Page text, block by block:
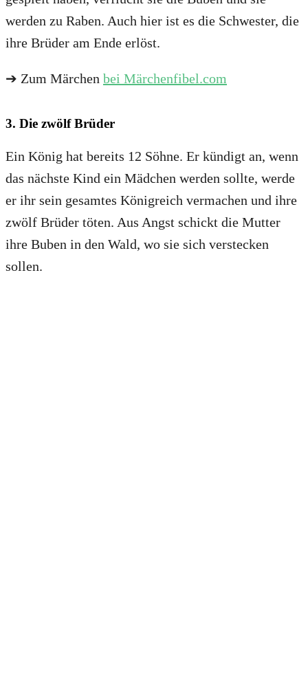
werden zu Raben. Auch hier ist es die Schwester, die
ihre Brüder am Ende erlöst.
➔ Zum Märchen bei Märchenfibel.com
3. Die zwölf Brüder
Ein König hat bereits 12 Söhne. Er kündigt an, wenn
das nächste Kind ein Mädchen werden sollte, werde
er ihr sein gesamtes Königreich vermachen und ihre
zwölf Brüder töten. Aus Angst schickt die Mutter
ihre Buben in den Wald, wo sie sich verstecken
sollen.